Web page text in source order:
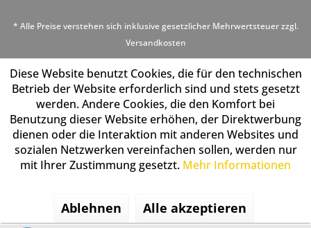
* Alle Preise verstehen sich inklusive gesetzlicher Mehrwertsteuer zzgl.
Versandkosten
Diese Website benutzt Cookies, die für den technischen
Betrieb der Website erforderlich sind und stets gesetzt
werden. Andere Cookies, die den Komfort bei
Benutzung dieser Website erhöhen, der Direktwerbung
dienen oder die Interaktion mit anderen Websites und
sozialen Netzwerken vereinfachen sollen, werden nur
mit Ihrer Zustimmung gesetzt. Mehr Informationen
Ablehnen Alle akzeptieren